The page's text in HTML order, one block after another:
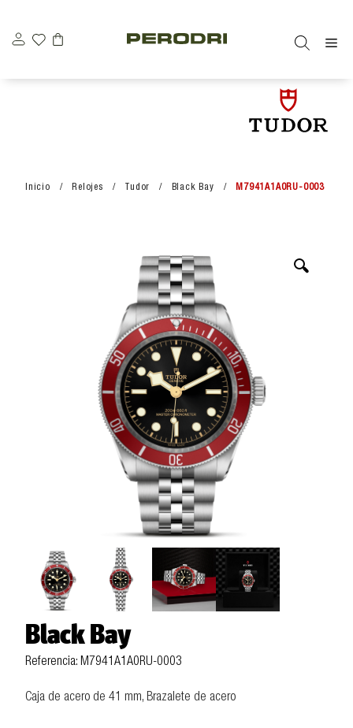
contenido
Inicio / Relojes / Tudor / Black Bay / M7941A1A0RU-0003
🔍
Black Bay
Referencia: M7941A1A0RU-0003
Caja de acero de 41 mm, Brazalete de acero